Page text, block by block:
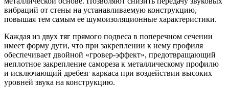
вибраций от стены на устанавливаемую конструкцию,
повышая тем самым ее шумоизоляционные характеристики.
Каждая из двух тяг прямого подвеса в поперечном сечении
имеет форму дуги, что при закреплении к нему профиля
обеспечивает двойной «гровер-эффект», предотвращающий
неплотное закрепление самореза к металлическому профилю
и исключающий дребезг каркаса при воздействии высоких
уровней звука на конструкцию.